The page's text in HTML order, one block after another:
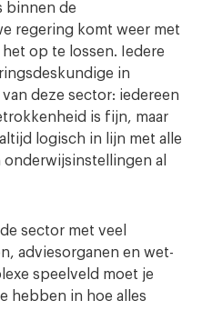
binnen de
regering komt weer met
op te lossen. Iedere
in
deze sector: iedereen
is fijn, maar
logisch in lijn met alle
onderwijsinstellingen al
sector met veel
adviesorganen en wet-
speelveld moet je
hebben in hoe alles